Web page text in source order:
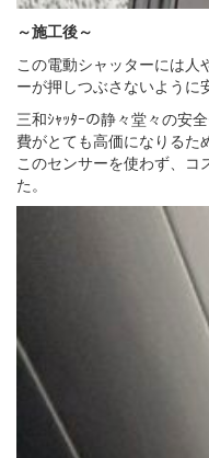
～施工後～
この電動シャッターには人
ーが押しつぶさないように
三和ｼｬｯﾀｰの静々堂々の安
費がとても高価になりるた
このセンサーを使わず、コ
た。